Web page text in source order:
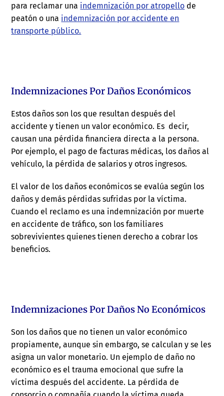
para reclamar una indemnización por atropello de
peatón o una indemnización por accidente en
transporte público.
Indemnizaciones Por Daños Económicos
Estos daños son los que resultan después del
accidente y tienen un valor económico. Es decir,
causan una pérdida financiera directa a la persona.
Por ejemplo, el pago de facturas médicas, los daños al
vehículo, la pérdida de salarios y otros ingresos.
El valor de los daños económicos se evalúa según los
daños y demás pérdidas sufridas por la víctima.
Cuando el reclamo es una indemnización por muerte
en accidente de tráfico, son los familiares
sobrevivientes quienes tienen derecho a cobrar los
beneficios.
Indemnizaciones Por Daños No Económicos
Son los daños que no tienen un valor económico
propiamente, aunque sin embargo, se calculan y se les
asigna un valor monetario. Un ejemplo de daño no
económico es el trauma emocional que sufre la
víctima después del accidente. La pérdida de